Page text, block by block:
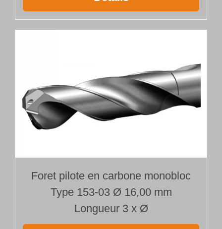
Foret pilote en carbone monobloc
Type 153-03 Ø 16,00 mm
Longueur 3 x Ø